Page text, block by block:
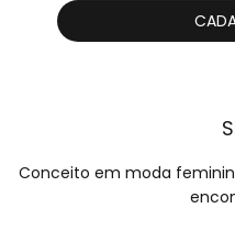
Conceito em moda